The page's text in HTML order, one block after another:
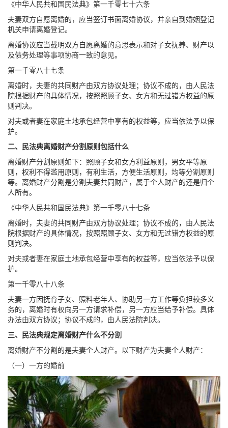
《中华人民共和国民法典》第一千零七十六条
夫妻双方自愿离婚的，应当签订书面离婚协议，并亲自到婚姻登记
机关申请离婚登记。
离婚协议应当载明双方自愿离婚的意思表示和对子女抚养、财产以
及债务处理等事项协商一致的意见。
第一千零八十七条
离婚时，夫妻的共同财产由双方协议处理；协议不成的，由人民法
院根据财产的具体情况，按照照顾子女、女方和无过错方权益的原
则判决。
对夫或者妻在家庭土地承包经营中享有的权益等，应当依法予以保
护。
二、民法典离婚财产分割原则包括什么
离婚财产分割原则如下：照顾子女和女方利益原则，男女平等原
则，权利不得滥用原则，有利生活，方便生活原则，均等分割原则
等。离婚财产分割是分割夫妻共同财产，属于个人财产的还是归个
人所有。
《中华人民共和国民法典》第一千零八十七条
离婚时，夫妻的共同财产由双方协议处理；协议不成的，由人民法
院根据财产的具体情况，按照照顾子女、女方和无过错方权益的原
则判决。
对夫或者妻在家庭土地承包经营中享有的权益等，应当依法予以保
护。
第一千零八十八条
夫妻一方因抚育子女、照料老年人、协助另一方工作等负担较多义
务的，离婚时有权向另一方请求补偿，另一方应当给予补偿。具体
办法由双方协议；协议不成的，由人民法院判决。
三、民法典规定离婚财产什么不分割
离婚财产不分割的是夫妻个人财产。以下财产为夫妻个人财产：
（一）一方的婚前